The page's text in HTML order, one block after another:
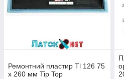
Ремонтний пластир Tl 126 75
х 260 мм Tip Top